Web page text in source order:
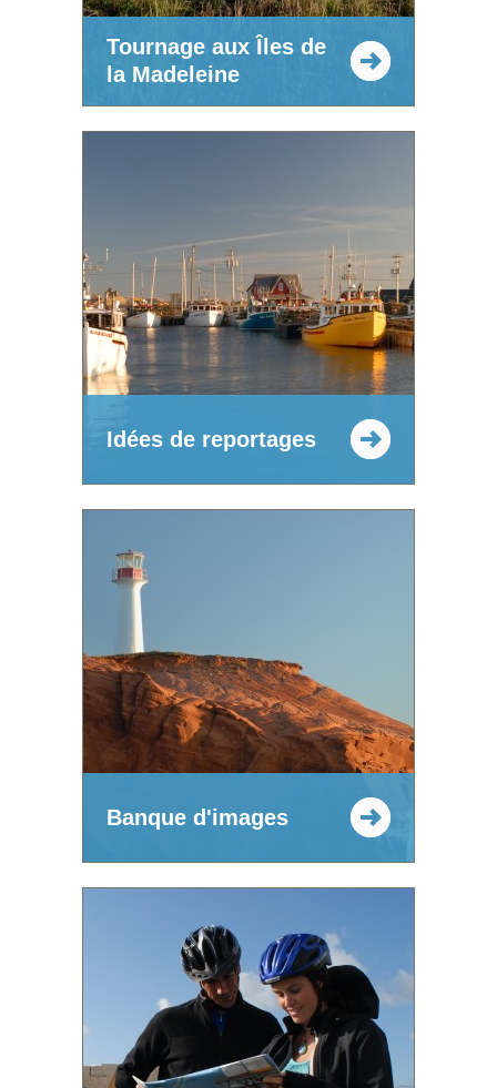
Tournage aux Îles de
la Madeleine
Idées de reportages
Banque d'images